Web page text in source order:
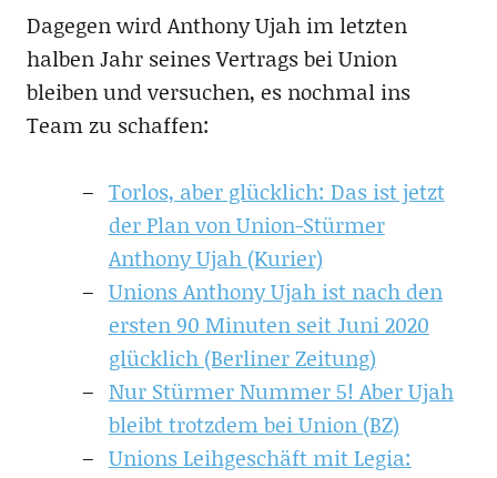
Dagegen wird Anthony Ujah im letzten
halben Jahr seines Vertrags bei Union
bleiben und versuchen, es nochmal ins
Team zu schaffen:
Torlos, aber glücklich: Das ist jetzt
der Plan von Union-Stürmer
Anthony Ujah (Kurier)
Unions Anthony Ujah ist nach den
ersten 90 Minuten seit Juni 2020
glücklich (Berliner Zeitung)
Nur Stürmer Nummer 5! Aber Ujah
bleibt trotzdem bei Union (BZ)
Unions Leihgeschäft mit Legia: